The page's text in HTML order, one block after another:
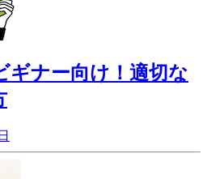
ギナー向け！適切な